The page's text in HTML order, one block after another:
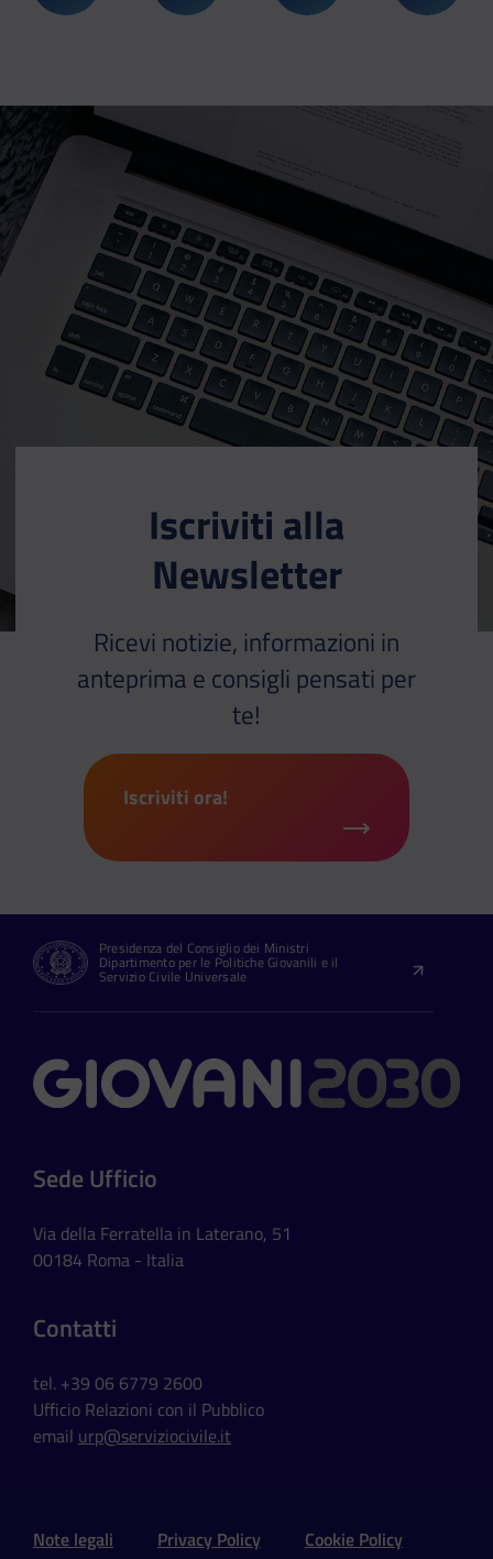
Iscriviti alla
Newsletter
Ricevi notizie, informazioni in
anteprima e consigli pensati per
te!
Iscriviti ora!
Presidenza del Consiglio dei Ministri
Dipartimento per le Politiche Giovanili e il
Servizio Civile Universale
Contatti
Sede Ufficio
Via della Ferratella in Laterano, 51
00184 Roma - Italia
Contatti
tel. +39 06 6779 2600
Ufficio Relazioni con il Pubblico
email urp@serviziocivile.it
Note legali Privacy Policy Cookie Policy